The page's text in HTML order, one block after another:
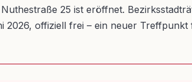
25 ist eröffnet.
offiziell frei – ein neuer Treffpunkt